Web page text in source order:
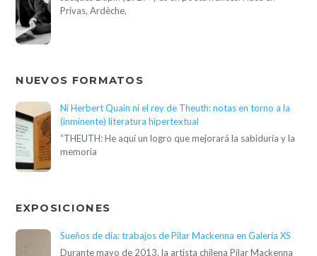
Privas, Ardèche,
NUEVOS FORMATOS
Ni Herbert Quain ni el rey de Theuth: notas en torno a la
(inminente) literatura hipertextual
“THEUTH: He aquí un logro que mejorará la sabiduría y la
memoria
EXPOSICIONES
Sueños de día: trabajos de Pilar Mackenna en Galería XS
Durante mayo de 2013, la artista chilena Pilar Mackenna